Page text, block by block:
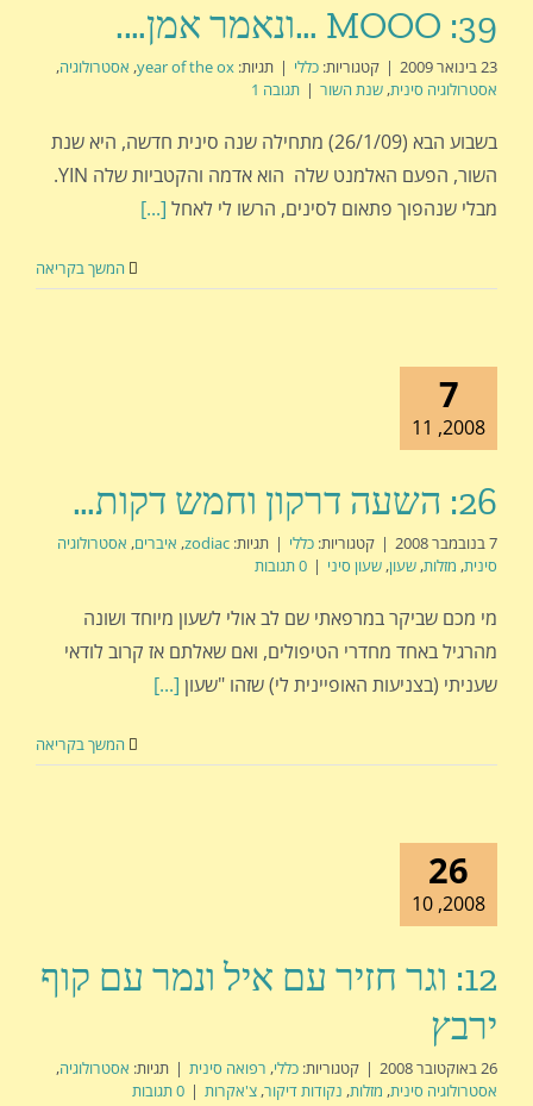
MOOO :39 …ונאמר אמן….
23 בינואר 2009 | קטגוריות: כללי | תגיות: year of the ox
, אסטרולוגיה,
אסטרולוגיה סינית, שנת השור | תגובה 1
בשבוע הבא (26/1/09) מתחילה שנה סינית חדשה, היא שנת
השור, הפעם האלמנט שלה הוא אדמה והקטביות שלה YIN.
מבלי שנהפוך פתאום לסינים, הרשו לי לאחל [...]
המשך בקריאה
7
2008, 11
26: השעה דרקון וחמש דקות…
7 בנובמבר 2008 | קטגוריות: כללי | תגיות: zodiac
, איברים, אסטרולוגיה
סינית, מזלות, שעון, שעון סיני | 0 תגובות
מי מכם שביקר במרפאתי שם לב אולי לשעון מיוחד ושונה
מהרגיל באחד מחדרי הטיפולים, ואם שאלתם אז קרוב לודאי
שעניתי (בצניעות האופיינית לי) שזהו "שעון [...]
המשך בקריאה
26
2008, 10
12: וגר חזיר עם איל ונמר עם קוף
ירבץ
26 באוקטובר 2008 | קטגוריות: כללי, רפואה סינית | תגיות: אסטרולוגיה,
אסטרולוגיה סינית, מזלות, נקודות דיקור, צ'אקרות | 0 תגובות